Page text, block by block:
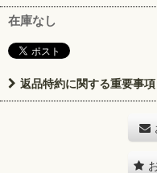
在庫なし
返品特約に関する重要事項